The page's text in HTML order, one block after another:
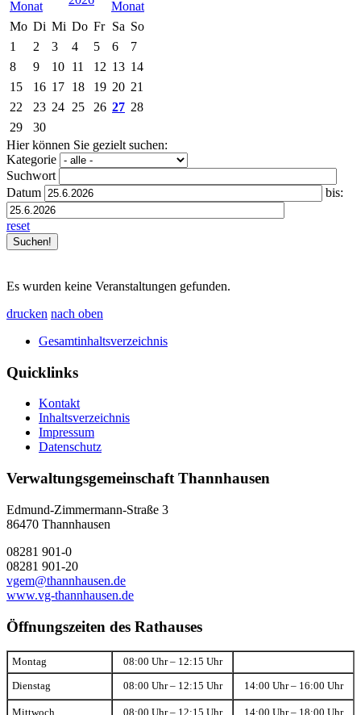
Mo Di Mi Do Fr Sa So
1
2 3 4 5 6
7
8
9 10 11 12 13 14
15
16 17 18 19 20 21
22
23 24 25 26 27 28
29
30
Hier können Sie gezielt suchen:
Kategorie
Suchwort
Datum
bis:
reset
Es wurden keine Veranstaltungen gefunden.
drucken nach oben
Gesamtinhaltsverzeichnis
Quicklinks
Kontakt
Inhaltsverzeichnis
Impressum
Datenschutz
Verwaltungsgemeinschaft Thannhausen
Edmund-Zimmermann-Straße 3
86470 Thannhausen
08281 901-0
08281 901-20
vgem@thannhausen.de
www.vg-thannhausen.de
Öffnungszeiten des Rathauses
Montag 08:00 Uhr – 12:15 Uhr
Dienstag 08:00 Uhr – 12:15 Uhr 14:00 Uhr – 16:00 Uhr